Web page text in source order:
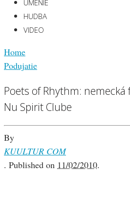
UMENIE
HUDBA
VIDEO
Home
Podujatie
Poets of Rhythm:
Nu Spirit Clube
By
KUULTUR COM
. Published on 11/02/2010.